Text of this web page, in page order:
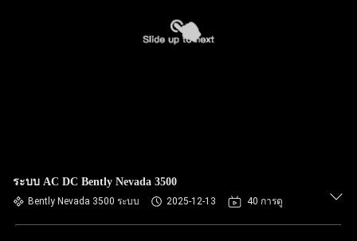
ระบบ AC DC Bently Nevada 3500
Bently Nevada 3500 ระบบ 2025-12-13 40 การดู